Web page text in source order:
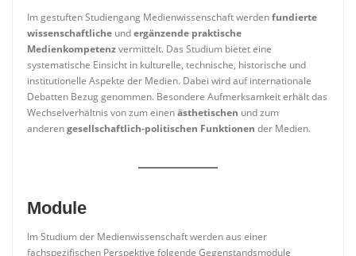
Im gestuften Studiengang Medienwissenschaft werdenfundierte
wissenschaftliche undergänzende praktische
Medienkompetenzvermittelt. Das Studium bietet eine
systematische Einsicht in kulturelle, technische, historische und
institutionelle Aspekte der Medien. Dabei wird auf internationale
Debatten Bezug genommen. Besondere Aufmerksamkeit erhält das
Wechselverhältnis von zum einenästhetischen und zum
anderengesellschaftlich-politischen Funktionen der Medien.
Module
Im Studium der Medienwissenschaft werden aus einer
fachspezifischen Perspektive folgende Gegenstandsmodule